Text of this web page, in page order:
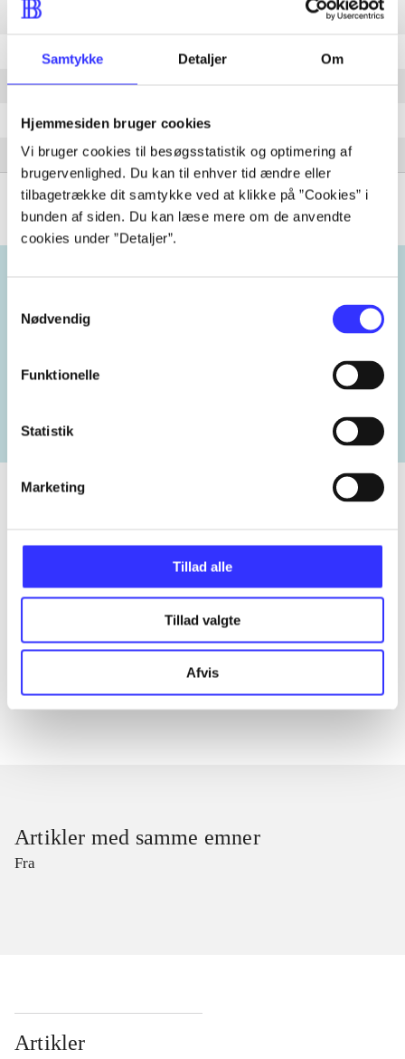
Samtykke Detaljer Om
Hjemmesiden bruger cookies
Vi bruger cookies til besøgsstatistik og optimering af
brugervenlighed. Du kan til enhver tid ændre eller
tilbagetrække dit samtykke ved at klikke på ”Cookies” i
bunden af siden. Du kan læse mere om de anvendte
cookies under ”Detaljer”.
Nødvendig
Funktionelle
Statistik
Marketing
Tillad alle
Tillad valgte
Afvis
Den anden side
Millionær
Vi lever
Natteravn
Under stjernerne på himlen
Emneord
vokal Danmark
Tidsskrift
lorem ipsum dolor sit amet ...
Tidsskrift
handler ofte om
Artikler med samme emner
Fra
Artikler